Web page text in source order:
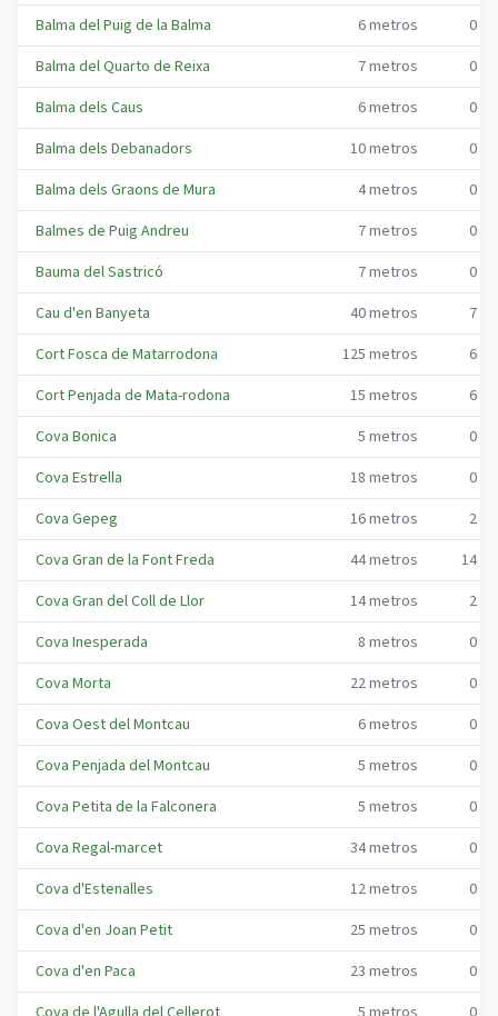
Balma del Puig de la Balma 6metros 0
Balma del Quarto de Reixa
7metros 0
Balma dels Caus
6metros 0
Balma dels Debanadors
10metros 0
Balma dels Graons de Mura
4metros 0
Balmes de Puig Andreu
7metros 0
Bauma del Sastricó
7metros 0
Cau d'en Banyeta
40metros 7
Cort Fosca de Matarrodona
125 metros 6
Cort Penjada de Mata-rodona
15 metros 6
Cova Bonica
5 metros 0
Cova Estrella
18 metros 0
Cova Gepeg
16metros 2
Cova Gran de la Font Freda
44metros 14
Cova Gran del Coll de Llor
14metros 2
Cova Inesperada
8 metros 0
Cova Morta
22metros 0
Cova Oest del Montcau
6metros 0
Cova Penjada del Montcau
5 metros 0
Cova Petita de la Falconera
5 metros 0
Cova Regal-marcet
34metros 0
Cova d'Estenalles
12metros 0
Cova d'en Joan Petit
25 metros 0
Cova d'en Paca
23 metros 0